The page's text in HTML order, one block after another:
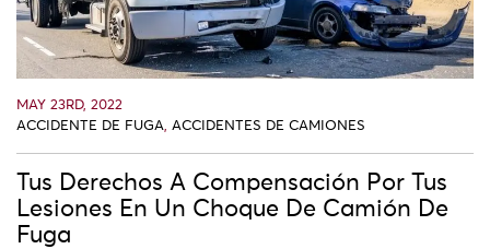
MAY 23RD, 2022
ACCIDENTE DE FUGA, ACCIDENTES DE CAMIONES
Tus Derechos A Compensación Por Tus
Lesiones En Un Choque De Camión De
Fuga